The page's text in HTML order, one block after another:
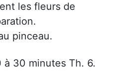
les fleurs de
pinceau.
à 30 minutes Th. 6.